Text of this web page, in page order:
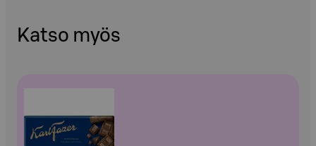
Katso myös